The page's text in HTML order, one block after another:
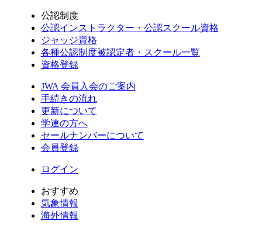
公認制度
公認インストラクター・公認スクール資格
ジャッジ資格
各種公認制度被認定者・スクール一覧
資格登録
JWA 会員入会のご案内
手続きの流れ
更新について
学連の方へ
セールナンバーについて
会員登録
ログイン
おすすめ
気象情報
海外情報